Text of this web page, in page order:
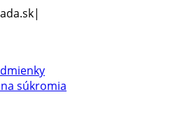
|
súkromia